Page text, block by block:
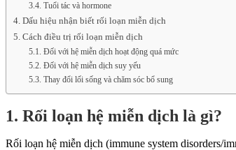
3.4. Tuổi tác và hormone
4. Dấu hiệu nhận biết rối loạn miễn dịch
5. Cách điều trị rối loạn miễn dịch
5.1. Đối với hệ miễn dịch hoạt động quá mức
5.2. Đối với hệ miễn dịch suy yếu
5.3. Thay đổi lối sống và chăm sóc bổ sung
1. Rối loạn hệ miễn dịch là gì?
Rối loạn hệ miễn dịch (immune system disorders/